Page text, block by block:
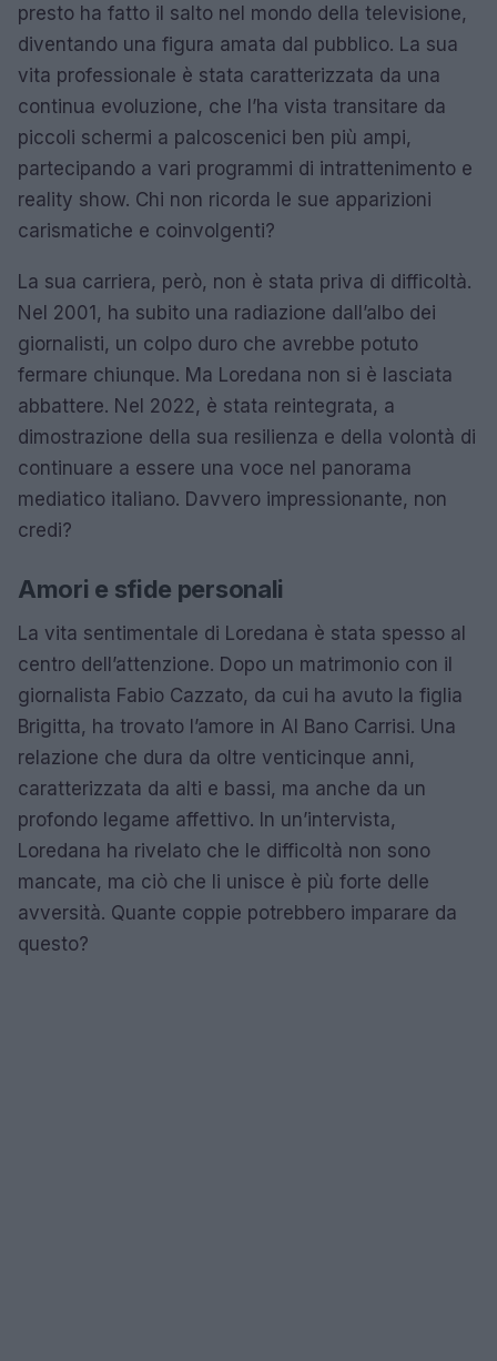
presto ha fatto il salto nel mondo della televisione,
diventando una figura amata dal pubblico. La sua
vita professionale è stata caratterizzata da una
continua evoluzione, che l’ha vista transitare da
piccoli schermi a palcoscenici ben più ampi,
partecipando a vari programmi di intrattenimento e
reality show. Chi non ricorda le sue apparizioni
carismatiche e coinvolgenti?
La sua carriera, però, non è stata priva di difficoltà.
Nel 2001, ha subito una radiazione dall’albo dei
giornalisti, un colpo duro che avrebbe potuto
fermare chiunque. Ma Loredana non si è lasciata
abbattere. Nel 2022, è stata reintegrata, a
dimostrazione della sua resilienza e della volontà di
continuare a essere una voce nel panorama
mediatico italiano. Davvero impressionante, non
credi?
Amori e sfide personali
La vita sentimentale di Loredana è stata spesso al
centro dell’attenzione. Dopo un matrimonio con il
giornalista Fabio Cazzato, da cui ha avuto la figlia
Brigitta, ha trovato l’amore in Al Bano Carrisi. Una
relazione che dura da oltre venticinque anni,
caratterizzata da alti e bassi, ma anche da un
profondo legame affettivo. In un’intervista,
Loredana ha rivelato che le difficoltà non sono
mancate, ma ciò che li unisce è più forte delle
avversità. Quante coppie potrebbero imparare da
questo?